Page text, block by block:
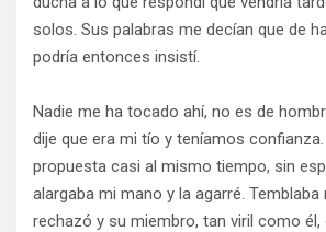
solos. Sus palabras me decían que de
podría entonces insistí.
Nadie me ha tocado ahí, no es de
dije que era mi tío y teníamos
propuesta casi al mismo tiempo, sin
alargaba mi mano y la agarré.
rechazó y su miembro, tan viril como él,